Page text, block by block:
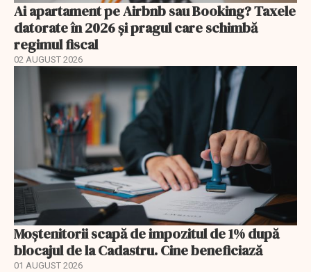
Ai apartament pe Airbnb sau Booking? Taxele
datorate în 2026 și pragul care schimbă
regimul fiscal
02 AUGUST 2026
Moștenitorii scapă de impozitul de 1% după
blocajul de la Cadastru. Cine beneficiază
01 AUGUST 2026